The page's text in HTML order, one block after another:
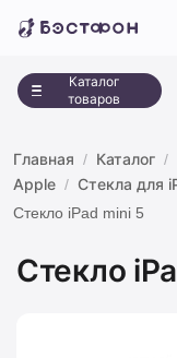
Каталог
товаров
Главная Каталог
Apple
Стекла для
Стекло iPad mini 5
Стекло